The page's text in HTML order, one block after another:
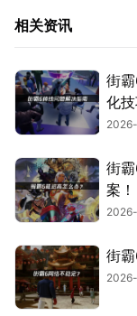
相关资讯
街
化技
街
案！
街